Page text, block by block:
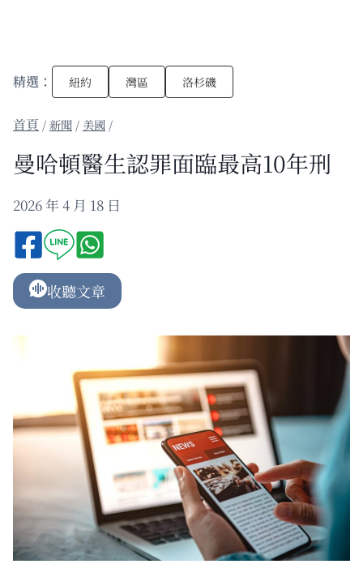
精選： 紐約 灣區 洛杉磯
/新聞 / 美國 /
曼哈頓醫生認罪面臨最高10年刑
2026 年 4 月 18 日
收聽文章